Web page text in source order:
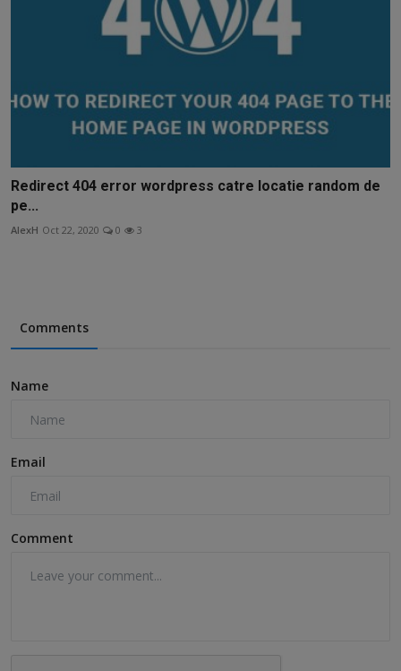
Redirect 404 error wordpress catre locatie random de
pe...
AlexH Oct 22, 2020 0 3
Comments
Name
Email
Comment